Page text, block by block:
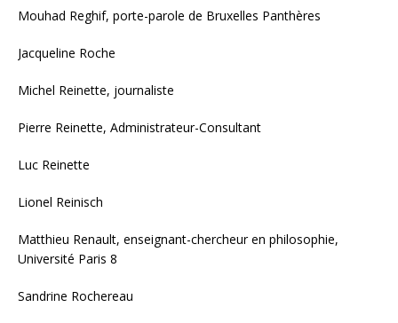
Mouhad Reghif, porte-parole de Bruxelles Panthères
Jacqueline Roche
Michel Reinette, journaliste
Pierre Reinette, Administrateur-Consultant
Luc Reinette
Lionel Reinisch
Matthieu Renault, enseignant-chercheur en philosophie,
Université Paris 8
Sandrine Rochereau